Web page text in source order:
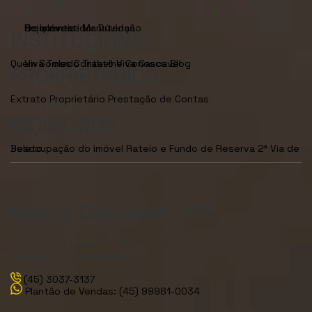
Seja Investidor
Dúvidas Frequentes
Manutenção de Imóveis
INSTITUCIONAL
Quem Somos Contato Viva Cascavel
Viva Toledo Trabalhe Conosco Blog
PROPRIETÁRIOS
Extrato Proprietário Prestação de Contas
Desocupação do imóvel Rateio e Fundo de Reserva
2ª Via de Boleto
(45) 3037-3137
Plantão de Vendas: (45) 99981-0034